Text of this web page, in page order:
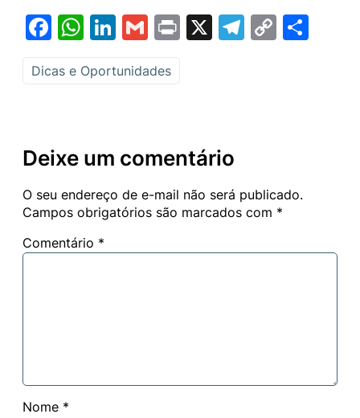
Facebook
WhatsApp
LinkedIn
GmailPrint
X Telegram
Copy
Dicas e Oportunidades
Deixe um comentário
O seu endereço de e-mail não será publicado.
Campos obrigatórios são marcados com *
Comentário *
Nome *